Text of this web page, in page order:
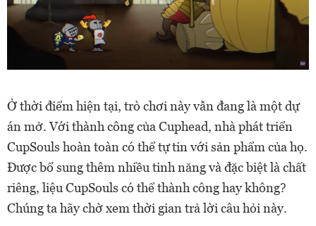
Ở thời điểm hiện tại, trò chơi này vẫn đang là một dự
án mở. Với thành công của Cuphead, nhà phát triển
CupSouls hoàn toàn có thể tự tin với sản phẩm của họ.
Được bổ sung thêm nhiều tinh năng và đặc biệt là chất
riêng, liệu CupSouls có thể thành công hay không?
Chúng ta hãy chờ xem thời gian trả lời câu hỏi này.